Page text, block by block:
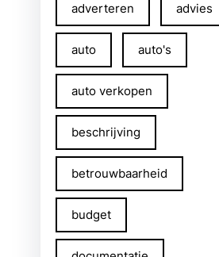
adverteren advies
auto auto's
auto verkopen
beschrijving
betrouwbaarheid
budget